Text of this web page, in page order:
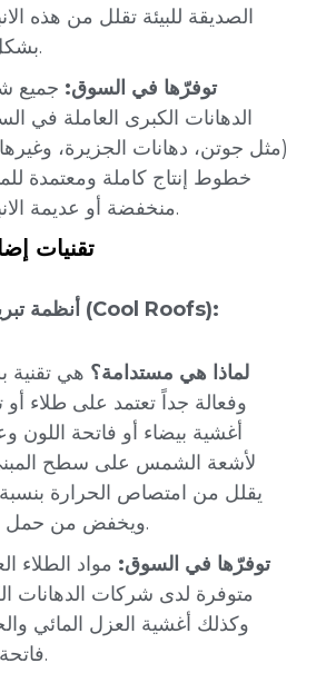
الصديقة للبيئة تقلل من هذه
بشكل كبير.
توفرّها في السوق: جميع
الدهانات الكبرى العاملة في
(مثل جوتن، دهانات الجزيرة،
خطوط إنتاج كاملة ومعتمدة
منخفضة أو عديمة الانبعاثات.
5. تقنيات
أنظمة تبريد الأسطح (Cool Roofs):
لماذا هي مستدامة؟ هي تقنية
وفعالة جداً تعتمد على طلاء
أغشية بيضاء أو فاتحة اللون
لأشعة الشمس على سطح
يقلل من امتصاص الحرارة بنسبة
ويخفض من حمل التبريد.
توفرّها في السوق: مواد الطلاء
متوفرة لدى شركات الدهانات
وكذلك أغشية العزل المائي
فاتحة اللون.